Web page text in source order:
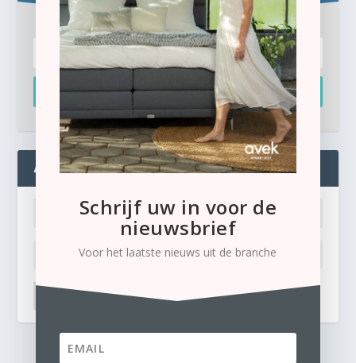
Inschrijven
ADMIN
Ik ben mijn wachtwoord kwijt
Schrijf uw in voor de
nieuwsbrief
Voor het laatste nieuws uit de branche